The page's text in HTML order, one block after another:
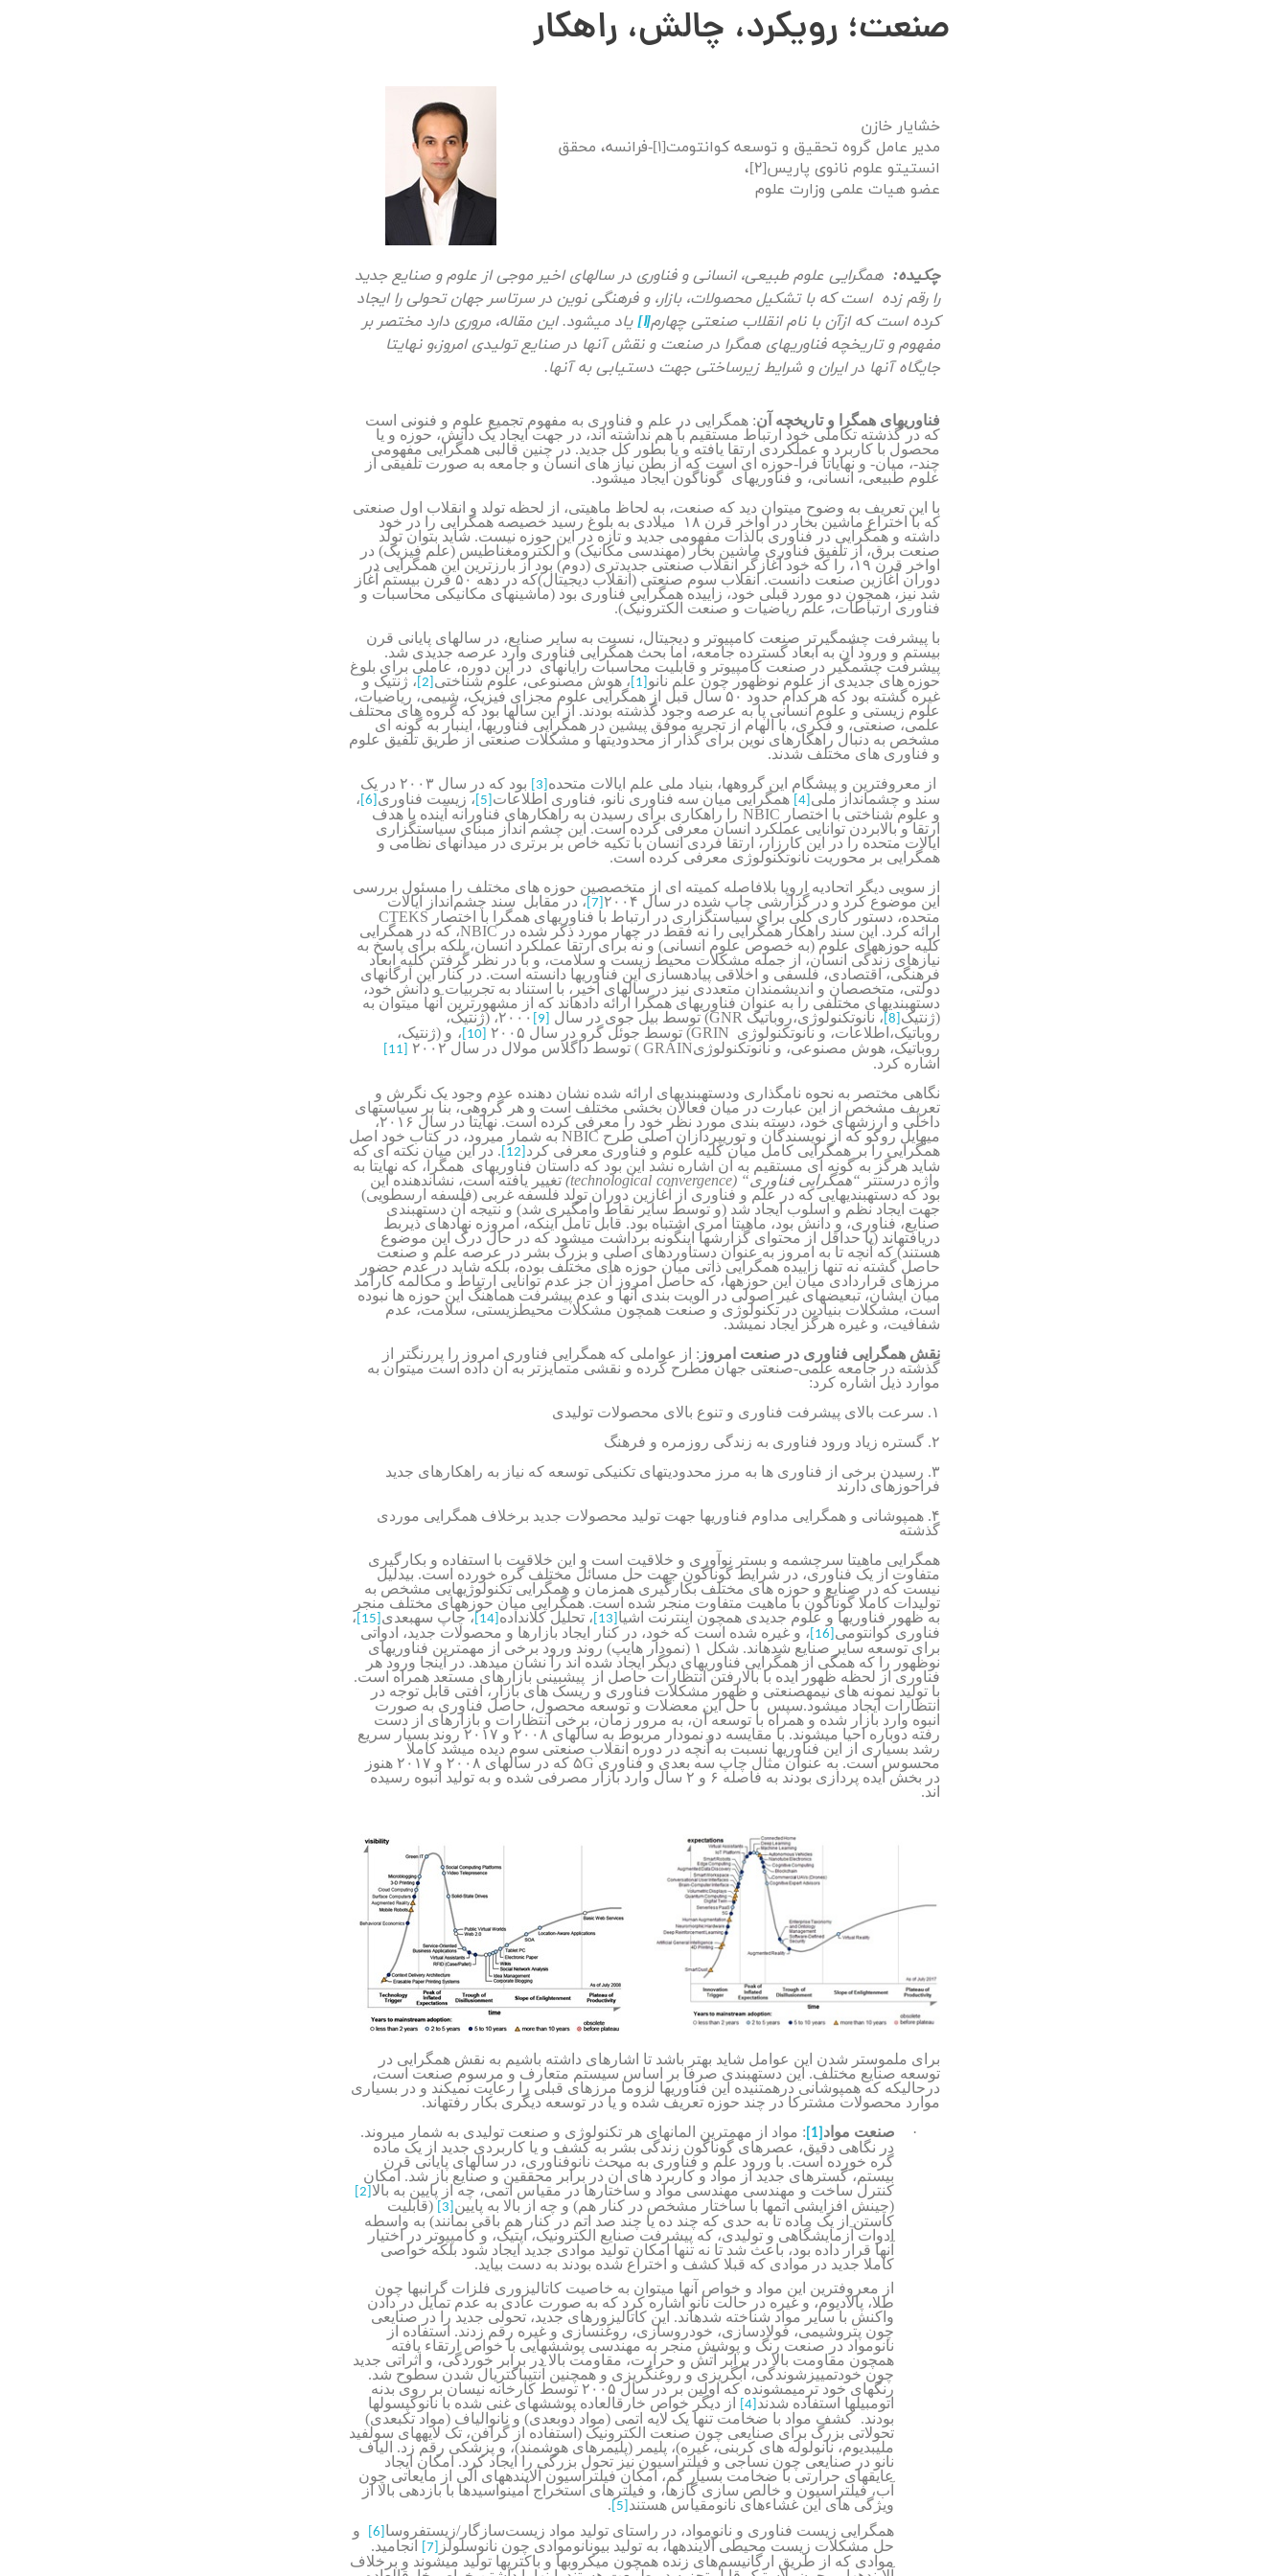
صنعت؛ رویکرد، چالش، راهکار
خشایار خازن
مدیر عامل گروه تحقیق و توسعه کوانتومت[1]-فرانسه، محقق
انستیتو علوم نانوی پاریس[2]،
عضو هیات علمی وزارت علوم
چکیده: همگرایی علوم طبیعی، انسانی و فناوری در سالهای اخیر موجی از علوم و صنایع جدید
را رقم زده است که با تشکیل محصولات، بازار، و فرهنگی نوین در سرتاسر جهان تحولی را ایجاد
کرده است که ازآن با نام انقلاب صنعتی چهارم[1] یاد میشود. این مقاله، مروری داردمختصر بر
مفهوم و تاریخچه فناوری­های همگرا در صنعت و نقش آنها در صنایع تولیدی امروز،و نهایتا
جایگاه آنها در ایران و شرایط زیرساختی جهت دستیابی به آنها.
فناوری­های همگرا و تاریخچه آن: همگرایی در علم و فناوری به مفهومتجمیع علوم و فنونی است
که در گذشته تکاملی خود ارتباط مستقیم با هم نداشته اند، در جهت ایجاد یک دانش، حوزه و یا
محصول با کاربرد و عملکردی ارتقا یافته و یا بطور کل جدید. در چنین قالبی همگرایی مفهومی
چند-، میان- و نهایاتا فرا-حوزه ای است که از بطن نیاز های انسان و جامعه به صورت تلفیقی از
علوم طبیعی، انسانی، و فناوری­های گوناگون ایجاد می­شود.
با این تعریف به وضوح می­توان دید که صنعت، به لحاظ ماهیتی، از لحظه تولد و انقلاب اول صنعتی
که با اختراع ماشین بخار در اواخر قرن ۱۸ میلادی به بلوغ رسید خصیصه همگرایی را در خود
داشته و همگرایی در فناوری بالذات مفهومی جدید و تازه در این حوزه نیست. شاید بتوان تولد
صنعت برق، از تلفیق فناوری ماشین بخار (مهندسی مکانیک) و الکترومغناطیس (علم فیزیک) در
اواخر قرن ۱۹، را که خود آغازگر انقلاب صنعتی جدیدتری (دوم) بود از بارزترین این همگرایی در
دوران آغازین صنعت دانست. انقلاب سوم صنعتی (انقلاب دیجیتال)که در دهه ۵۰ قرن بیستم آغاز
شد نیز، همچون دو مورد قبلی خود، زاییده همگرایی فناوری بود (ماشینهای مکانیکی محاسبات و
فناوری ارتباطات، علم ریاضیات و صنعت الکترونیک).
با پیشرفت چشمگیرتر صنعت کامپیوتر و دیجیتال، نسبت به سایر صنایع، در سالهای پایانی قرن
بیستم و ورود آن به ابعاد گسترده جامعه، اما بحث همگرایی فناوری وارد عرصه جدیدی شد.
پیشرفت چشمگیر در صنعت کامپیوتر و قابلیت محاسبات رایانه­ای در این دوره، عاملی برای بلوغ
حوزه های جدیدی از علوم نوظهور چون علم نانو [1] ، هوش مصنوعی، علوم شناختی [2] ، ژنتیک و
غیره گشته بود که هرکدام حدود ۵۰ سال قبل از همگرایی علوم مجزای فیزیک، شیمی، ریاضیات،
علوم زیستی و علوم انسانی پا به عرصه وجود گذشته بودند. از این سالها بود که گروه های محتلف
علمی، صنعتی، و فکری، با الهام از تجربه موفق پیشین در همگرایی فناوریها، اینبار به گونه ای
مشخص به دنبال راهکارهای نوین برای گذار از محدودیتها و مشکلات صنعتی از طریق تلفیق علوم
و فناوری های مختلف شدند.
از معروفترین و پیشگام این گروهها، بنیاد ملی علم ایالات متحده [3] بود که در سال ۲۰۰ ۳
در یک
سند و چشم­انداز ملی [4] همگرایی میان سه فناوری نانو، فناوری اطلاعات [5] ، زیست فناوری [6] ،
و علوم شناختی با اختصار NBIC را راهکاری برای رسیدن به راهکارهای فناورانه آینده با هدف
ارتقا و بالابردن توانایی عملکرد انسان معرفی کرده است. این چشم انداز مبنای سیاست­گزاری
ایالات متحده را در این کارزار،
ارتقا فردی انسان با تکیه خاص بر برتری در میدانهای نظامی و
همگرایی بر محوریت نانوتکنولوژی معرفی کرده است.
از سویی دیگر اتحادیه اروپا بلافاصله کمیته ای از متخصصین حوزه های مختلف را مسئول بررسی
این موضوع کرد و در گزارشی چاپ شده در سال ۲۰۰۴ [7] ، در مقابل سند چشم انداز ایالات
متحده، دستور کاری کلی برای سیاست­گزاری در ارتباط با فناوریهای همگرا با اختصار CTEKS
ارائه کرد. این سند راهکار همگرایی را نه فقط در چهار مورد ذکر شده درNBIC، که در همگرایی
کلیه حوزه­های علوم (به خصوص علوم انسانی) و نه برای ارتقا عملکرد انسان، بلکه برای پاسخ به
نیازهای زندگی انسان، از جمله مشکلات محیط زیست و سلامت، و با در نظر گرفتن کلیه ابعاد
فرهنگی، اقتصادی، فلسفی و اخلاقی پیاده­سازی این فناوری­ها دانسته است. در کنار این ارگانهای
دولتی، متخصصان و اندیشمندان متعددی نیز در سالهای اخیر، با استناد به تجربیات و دانش خود،
دسته­بندی­های مختلفی را به عنوان فناوریهای همگرا ارائه داده­اند که از مشهورترین آنها میتوان به
(ژنتیک [8] ، نانوتکنولوژی،روباتیک GNR) توسط بیل جوی در سال [9]
۲۰۰۰، (ژنتیک،
روباتیک،اطلاعات، و نانوتکنولوژی GRIN) توسط جوئل گرو در سال ۲۰۰۵ [10] ، و (ژنتیک،
روباتیک، هوش مصنوعی، و نانوتکنولوژیGRAIN ) توسط داگلاس مولال در سال ۲۰۰۲ [11]
اشاره کرد.
نگاهی مختصر به نحوه نامگذاری ودسته­بندی­های ارائه شده نشان دهنده عدم وجود یک نگرش و
تعریف مشخص از این عبارت در میان فعالان بخشی مختلف است و هر گروهی، بنا بر سیاستهای
داخلی و ارزشهای خود، دسته بندی مورد نظر خود را معرفی کرده است. نهایتا در سال ۲۰۱۶،
میهایل روکو که از نویسندگان و توریپردازان اصلی طرح NBIC به شمار میرود، در کتاب خود اصل
همگرایی را بر همگرایی کامل میان کلیه علوم و فناوری معرفی کرد [12] . در این میان نکته ای که
شاید هرگز به گونه ای مستقیم به آن اشاره نشد این بود که داستان فناوریهای همگرا، که نهایتا به
واژه درست­تر “همگرایی فناوری“
(
technological convergence
) تغییر یافته است، نشان­دهنده این
بود که دسته­بندی­هایی که در علم و فناوری از آغازین دوران تولد فلسفه غربی (فلسفه ارسطویی)
جهت ایجاد نظم و اسلوب ایجاد شد (و توسط سایر نقاط وام­گیری شد) و نتیجه آن دسته­بندی
صنایع، فناوری، و دانش بود، ماهیتا امری اشتباه بود. قابل تامل اینکه، امروزه نهادهای ذیربط
دریافته­اند (یا حداقل از محتوای گزارشها اینگونه برداشت می­شود که در حال درک این موضوع
هستند) که آنچه تا به امروز به عنوان دستاوردهای اصلی و بزرگ بشر در عرصه علم و صنعت
حاصل گشته نه تنها زاییده همگرایی ذاتی میان حوزه های مختلف بوده، بلکه شاید در عدم حضور
مرزهای قراردادی میان این حوزه­ها، که حاصل امروز آن جز عدم توانایی ارتباط و مکالمه کارآمد
میان ایشان، تبعیض­های غیر اصولی در الویت بندی آنها و عدم پیشرفت هماهنگ این حوزه ها نبوده
است، مشکلات بنیادین در تکنولوژی و صنعت همچون مشکلات محیط­زیستی، سلامت، عدم
شفافیت، و غیره هرگز ایجاد نمی­شد.
نقش همگرایی فناوری در صنعت امروز : از عواملی که همگرایی فناوری امروز را پررنگ­تر از
گذشته در جامعه علمی-صنعتی جهانمطرح کرده و نقشی متمایزتر به آن داده است میتوان به
موارد ذیل اشاره کرد:
۱. سرعت بالای پیشرفت فناوری و تنوع بالای محصولات تولیدی
۲. گستره زیاد ورود فناوری به زندگی روزمره و فرهنگ
۳. رسیدن برخی از فناوری ها به مرز محدودیت­های تکنیکی توسعه که نیاز به راهکارهای جدید
فراحوزه­ای دارند
۴. هم­پوشانی و همگرایی مداوم فناوری­ها جهت تولید محصولات جدید برخلاف همگرایی موردی
گذشته
همگرایی ماهیتا سرچشمه و بستر نوآوری و خلاقیت است و این خلاقیت با استفاده و بکارگیری
متفاوت از یک فناوری، در شرایط گوناگون جهت حل مسائل مختلف گره خورده است. بی­دلیل
نیست که در صنایع و حوزه های مختلف بکارگیری هم­زمان و همگرایی تکنولوژی­هایی مشخص به
تولیدات کاملا گوناگون با ماهیت متفاوت منجر شده است. همگرایی میان حوزه­های مختلف منجر
به ظهور فناوری­ها و علوم جدیدی همچون اینترنت اشیا [13] ، تحلیل کلان­داده [14] ، چاپ سه­بعدی [15] ،
فناوری کوانتومی [16] ، و غیره شده است که خود، در کنار ایجاد بازارها و محصولات جدید، ادواتی
برای توسعه سایر صنایع شده­اند. شکل ۱ (نمودار هایپ) روند ورود برخی از مهمترین فناوریهای
نوظهور را که همگی از همگرایی فناوریهای دیگر ایجاد شده اند را نشان می­دهد. در اینجا ورود هر
فناوری از لحظه ظهور ایده با بالارفتن انتظارات حاصل از پیشبینی بازارهای مستعد همراه است.
با تولید نمونه های نیمه­صنعتی و ظهور مشکلات فناوری و ریسک های بازار، افتی قابل توجه در
انتظارات ایجاد می­شود.سپس با حل این معضلات و توسعه محصول، حاصل فناوری به صورت
انبوه وارد بازار شده و همراه با توسعه آن، به مرور زمان، برخی انتظارات و بازارهای از دست
رفته دوباره احیا می­شوند. با مقایسه دو نمودار مربوط به سالهای ۲۰۰۸ و ۲۰۱۷ روند بسیار سریع
رشد بسیاری از این فناوریها نسبت به آنچه در دوره انقلاب صنعتی سوم دیده میشد کاملا
محسوس است. به عنوان مثال چاپ سه بعدی و فناوری 5G
که در سالهای ۲۰۰۸ و ۲۰۱۷ هنوز
در بخش ایده پردازی بودند به فاصله ۶ و ۲ سال وارد بازار مصرفی شده و به تولید انبوه رسیده
اند.
برای ملموس­تر شدن این عوامل شاید بهتر باشد تا اشاره­ای داشته باشیم به نقش همگرایی در
توسعه صنایع مختلف. این دسته­بندی صرفا بر اساس سیستم متعارف و مرسوم صنعت است،
درحالیکه که همپوشانی درهمتنیده این فناوری­ها لزوما مرزهای قبلی را رعایت نمیکند و در بسیاری
موارد محصولات مشترکا در چند حوزه تعریف شده و یا در توسعه دیگری بکار رفته­اند.
·
صنعت مواد [1] : مواد از مهمترین المانهای هر تکنولوژی و صنعت تولیدی به شمار میروند.
در نگاهی دقیق، عصرهای گوناگون زندگی بشر به کشف و یا کاربردی جدید از یک ماده
گره خورده است. با ورود علم و فناوری به مبحث نانوفناوری، در سالهای پایانی قرن
بیستم، گستره­ای جدید از مواد و کاربرد های آن در برابر محققین و صنایع باز شد. امکان
کنترل ساخت و مهندسی مهندسی مواد و ساختارها در مقیاس اتمی، چه از پایین به بالا [2]
(چینش افزایشی اتمها با ساختار مشخص در کنار هم) و چه از بالا به پایین [3]
(قابلیت
کاستن از یک ماده تا به حدی که چند ده یا چند صد اتم در کنار هم باقی بمانند) به واسطه
ادوات آزمایشگاهی و تولیدی، که پیشرفت صنایع الکترونیک، اپتیک، و کامپیوتر در اختیار
آنها قرار داده بود، باعث شد تا نه تنها امکان تولید موادی جدید ایجاد شود بلکه خواصی
کاملا جدید در موادی که قبلا کشف و اختراع شده بودند به دست بیاید.
از معروفترین این مواد و خواص آنها می­توان به خاصیت کاتالیزوری فلزات گرانبها چون
طلا، پالادیوم، و غیره در حالت نانو اشاره کرد که به صورت عادی به عدم تمایل در دادن
واکنش با سایر مواد شناخته شده­اند. این کاتالیزورهای جدید، تحولی جدید را در صنایعی
چون پتروشیمی، فولادسازی، خودروسازی، روغن­سازی و غیره رقم زدند. استفاده از
نانومواد در صنعت رنگ و پوشش منجر به مهندسی پوششهایی با خواص ارتقاء یافته
همچون مقاومت بالا در برابر آتش و حرارت، مقاومت بالا در برابر خوردگی، و اثراتی جدید
چون خودتمییز­شوندگی، آبگریزی و روغن­گریزی و هم­چنین آنتی­باکتریال شدن سطوح شد.
رنگهای خود ترمیم­شونده که اولین بر در سال ۲۰۰۵ توسط کارخانه نیسان بر روی بدنه
اتومبیلها استفاده شدند [4]
از دیگر خواص خارق­العاده پوشش­های غنی شده با نانوکپسولها
بودند. کشف مواد با ضخامت تنها یک لایه اتمی (مواد دوبعدی) و نانوالیاف (مواد تک­بعدی)
تحولاتی بزرگ برای صنایعی چون صنعت الکترونیک (استفاده از گرافن، تک لایه­های سولفید
ملیبدیوم، نانولوله های کربنی، غیره)، پلیمر (پلیمرهای هوشمند)، و پزشکی رقم زد. الیاف
نانو در صنایعی چون نساجی و فیلتراسیون نیز تحول بزرگی را ایجاد کرد. امکان ایجاد
عایقهای حرارتی با ضخامت بسیار کم، امکان فیلتراسیون آلاینده­های آلی از مایعاتی چون
آب، فیلتراسیون و خالص سازی گازها، و فیلترهای استخراج آمینواسیدها با بازدهی بالا از
ویژگی های این غشاءهای نانومقیاس هستند [5]
.
همگرایی زیست فناوری و نانومواد، در راستای تولید مواد زیستسازگار/زیست­فروسا [6]
و
حل مشکلات زیست محیطی آلاینده­ها، به تولید بیونانوموادی چون نانوسلولز
[7]
انجامید.
موادی که از طریق ارگانیسمهای زنده همچون میکروبها و باکتریها تولید می­شوند و برخلاف